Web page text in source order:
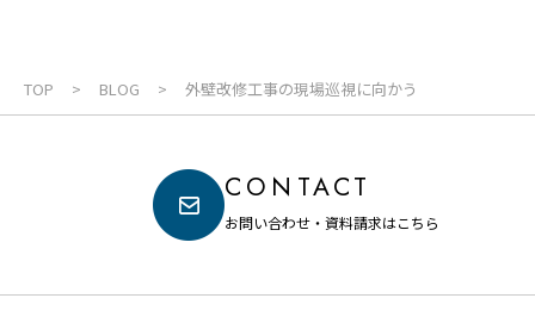
TOP BLOG 外壁改修工事の現場巡視に向かう
CONTACT
お問い合わせ・資料請求はこちら